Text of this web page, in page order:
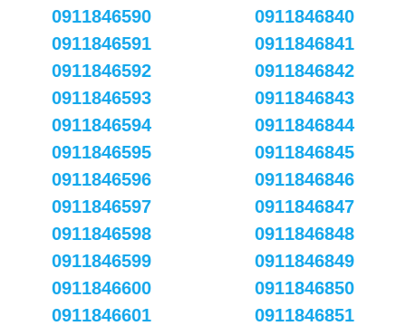
0911846590
0911846591
0911846592
0911846593
0911846594
0911846595
0911846596
0911846597
0911846598
0911846599
0911846600
0911846601
0911846840
0911846841
0911846842
0911846843
0911846844
0911846845
0911846846
0911846847
0911846848
0911846849
0911846850
0911846851